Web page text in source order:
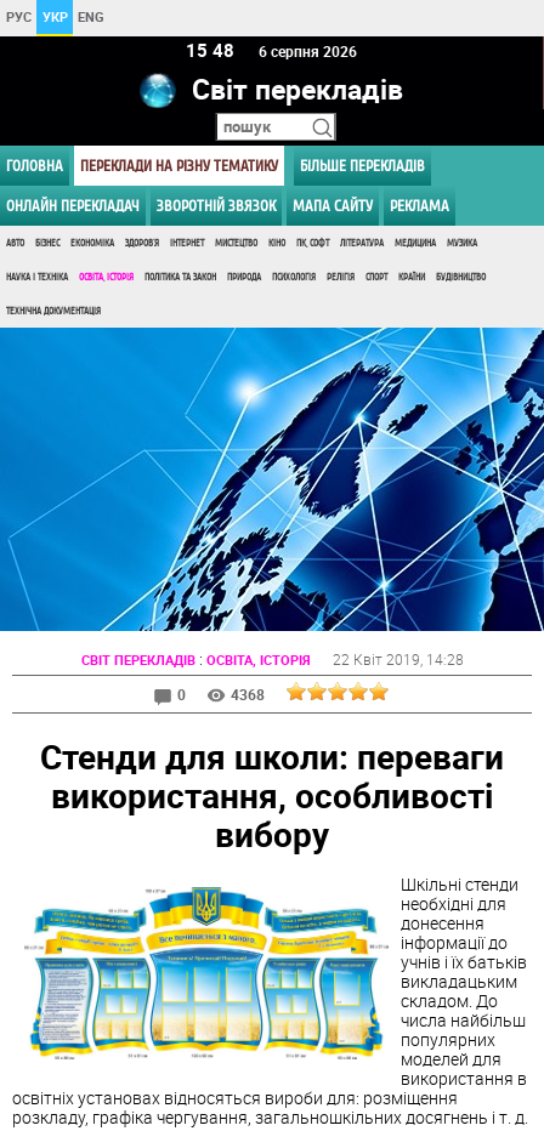
РУС УКР ENG
15 48 6 серпня 2026
Світ перекладів
ГОЛОВНА ПЕРЕКЛАДИ НА РІЗНУ ТЕМАТИКУ БІЛЬШЕ ПЕРЕКЛАДІВ
ОНЛАЙН ПЕРЕКЛАДАЧ ЗВОРОТНІЙ ЗВЯЗОК МАПА САЙТУ РЕКЛАМА
АВТО БІЗНЕС ЕКОНОМІКА ЗДОРОВ'Я ІНТЕРНЕТ МИСТЕЦТВО КІНО ПК, СОФТ ЛІТЕРАТУРА МЕДИЦИНА МУЗИКА
НАУКА І ТЕХНІКА ОСВІТА, ІСТОРІЯ ПОЛІТИКА ТА ЗАКОН ПРИРОДА ПСИХОЛОГІЯ РЕЛІГІЯ СПОРТ КРАЇНИ БУДІВНИЦТВО
ТЕХНІЧНА ДОКУМЕНТАЦІЯ
СВІТ ПЕРЕКЛАДІВ: ОСВІТА, ІСТОРІЯ 22 Квіт 2019 , 14:28
0
4368
Стенди для школи: переваги
використання, особливості
вибору
Шкільні стенди
необхідні для
донесення
інформації до
учнів і їх батьків
викладацьким
складом. До
числа найбільш
популярних
моделей для
використання в
освітніх установах відносяться вироби для: розміщення
розкладу, графіка чергування, загальношкільних досягнень і т. д.